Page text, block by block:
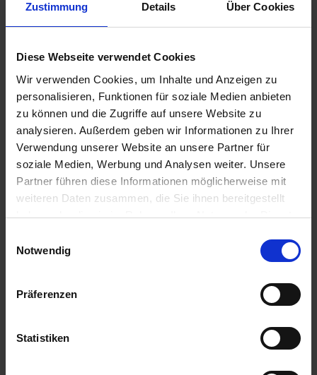
Zustimmung Details Über Cookies
Diese Webseite verwendet Cookies
Wir verwenden Cookies, um Inhalte und Anzeigen zu
personalisieren, Funktionen für soziale Medien anbieten
zu können und die Zugriffe auf unsere Website zu
analysieren. Außerdem geben wir Informationen zu Ihrer
Verwendung unserer Website an unsere Partner für
soziale Medien, Werbung und Analysen weiter. Unsere
Partner führen diese Informationen möglicherweise mit
weiteren Daten zusammen, die Sie ihnen bereitgestellt
haben oder die sie im Rahmen Ihrer Nutzung der Dienste
Cookies, wenn Sie unsere Webseite weiterhin nutzen.
Notwendig
Präferenzen
Statistiken
109,00 €
inkl. ges. USt., zzgl. Versandkosten
Sofort versandfertig, Lieferzeit ca. 2-4 Werktage innerhalb
Deutschlands
In den Warenkorb
Merken Bewerten
Artikel Nr.: 1112375
Der klassische runde Ventildeckel war 1992 das erste
mehr